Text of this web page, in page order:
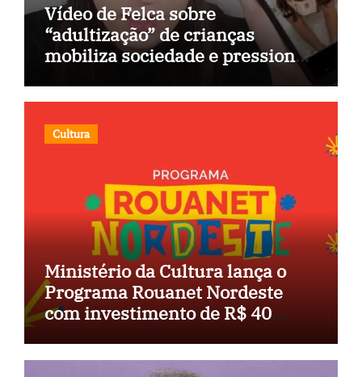
Vídeo de Felca sobre
“adultização” de crianças
mobiliza sociedade e pressiona
Cultura
Ministério da Cultura lança o
Programa Rouanet Nordeste
com investimento de R$ 40